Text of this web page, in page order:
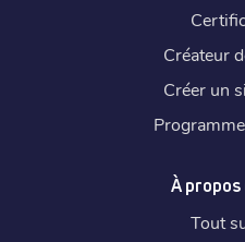
Créateur
Créer un
À
Tout